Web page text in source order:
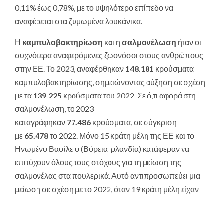
0,11% έως 0,78%, με το υψηλότερο επίπεδο να
αναφέρεται στα ζυμωμένα λουκάνικα.
Η καμπυλοβακτηρίωση και η σαλμονέλωση ήταν οι
συχνότερα αναφερόμενες ζωονόσοι στους ανθρώπους
στην ΕΕ. Το 2023, αναφέρθηκαν 148.181 κρούσματα
καμπυλοβακτηρίωσης, σημειώνοντας αύξηση σε σχέση
με τα 139.225 κρούσματα του 2022. Σε ό,τι αφορά στη
σαλμονέλωση, το 2023
καταγράφηκαν 77.486 κρούσματα, σε σύγκριση
με 65.478το 2022. Μόνο 15 κράτη μέλη της ΕΕ και το
Ηνωμένο Βασίλειο (Βόρεια Ιρλανδία) κατάφεραν να
επιτύχουν όλους τους στόχους για τη μείωση της
σαλμονέλας στα πουλερικά. Αυτό αντιπροσωπεύει μια
μείωση σε σχέση με το 2022, όταν 19 κράτη μέλη είχαν